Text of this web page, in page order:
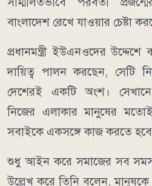
বাংলাদেশ রেখে যাওয়ার চেষ্টা
প্রধানমন্ত্রী ইউএনওদের
দায়িত্ব পালন করছেন, সেটি
দেশেরই একটি অংশ।
নিজের এলাকার মানুষের
সবাইকে একসঙ্গে কাজ করতে
শুধু আইন করে সমাজের সব
উল্লেখ করে তিনি বলেন,